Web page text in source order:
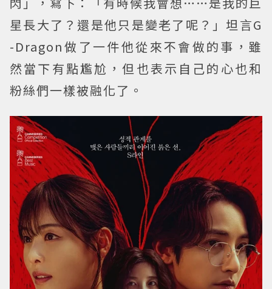
星長大了？還是他只是變老了呢？」坦言G
-Dragon做了一件他從來不會做的事，雖
然當下有點尷尬，但也表示自己的心也和
粉絲們一樣被融化了。